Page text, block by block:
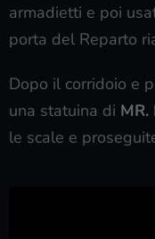
armadietti e poi
porta del Reparto
Dopo il corridoio e
una statuina di MR.
le scale e